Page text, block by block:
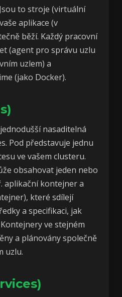
Jsou to stroje (virtuální
aplikace (v
běží. Každý pracovní
(agent pro správu uzlu
uzlem) a
(jako Docker).
nasaditelná
Pod představuje jednu
ve vašem clusteru.
obsahovat jeden nebo
aplikační kontejner a
které sdílejí
a specifikaci, jak
ve stejném
a plánovány společně
uzlu.